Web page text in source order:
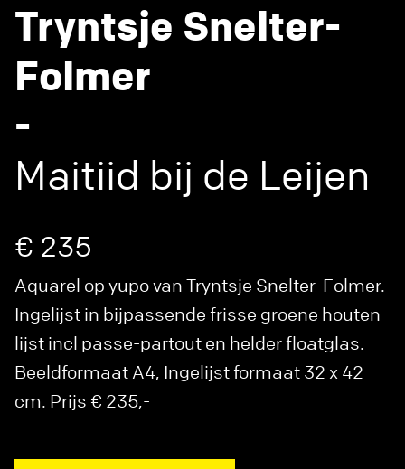
Tryntsje Snelter-
Folmer
-
Maitiid bij de Leijen
€ 235
Aquarel op yupo van Tryntsje Snelter-Folmer.
Ingelijst in bijpassende frisse groene houten
lijst incl passe-partout en helder floatglas.
Beeldformaat A4, Ingelijst formaat 32 x 42
cm. Prijs € 235,-